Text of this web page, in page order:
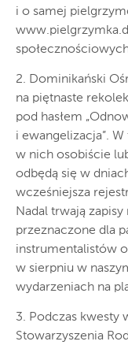
i o samej
2. Dominikański
na piętnaste
pod hasłem
i ewangelizacja”.
w nich osobiście
odbędą się w
wcześniejsza
Nadal trwają
przeznaczone dla
instrumentalistów
w sierpniu w
wydarzeniach na
3. Podczas kwesty
Stowarzyszenia